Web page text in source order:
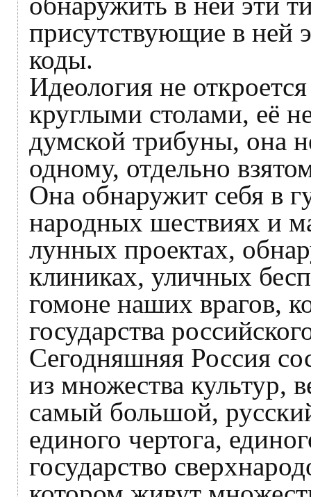
присутствующие в ней
коды.
Идеология не
круглыми столами, её
думской трибуны, она
одному, отдельно
Она обнаружит себя в
народных шествиях и
лунных проектах,
клиниках, уличных
гомоне наших врагов,
государства
Сегодняшняя Россия
из множества культур,
самый большой,
единого чертога,
государство